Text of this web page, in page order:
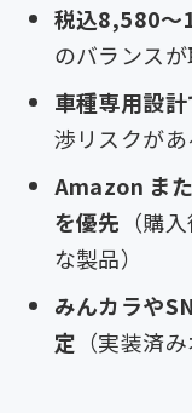
税込8,580〜
のバランスが
車種専用設
渉リスクがあ
Amazon ま
を優先 （購
な製品）
みんカラや
定 （実装済